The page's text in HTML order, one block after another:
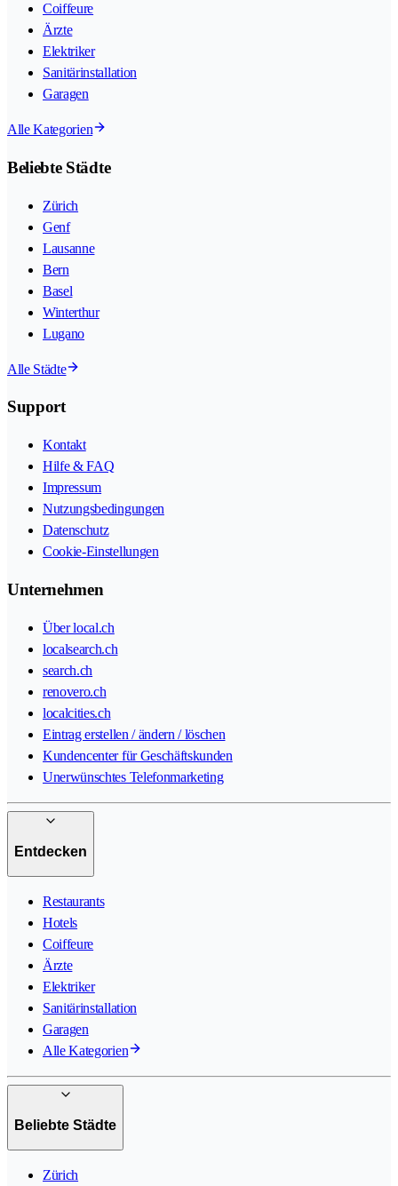
Coiffeure
Ärzte
Elektriker
Sanitärinstallation
Garagen
Alle Kategorien
Beliebte Städte
Zürich
Genf
Lausanne
Bern
Basel
Winterthur
Lugano
Alle Städte
Support
Kontakt
Hilfe & FAQ
Impressum
Nutzungsbedingungen
Datenschutz
Cookie-Einstellungen
Unternehmen
Über local.ch
localsearch.ch
search.ch
renovero.ch
localcities.ch
Eintrag erstellen / ändern / löschen
Kundencenter für Geschäftskunden
Unerwünschtes Telefonmarketing
Entdecken
Restaurants
Hotels
Coiffeure
Ärzte
Elektriker
Sanitärinstallation
Garagen
Alle Kategorien
Beliebte Städte
Zürich